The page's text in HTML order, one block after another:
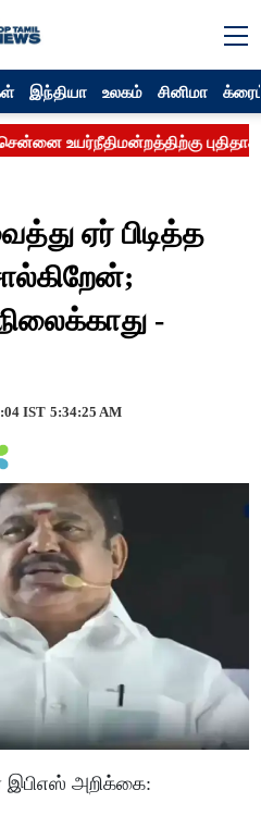
இந்தியா உலகம் சினிமா
ஏர் பிடித்த
-
IST 5:34:25 AM
இபிஎஸ் அறிக்கை: